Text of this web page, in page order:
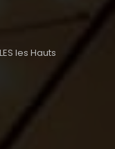
les Hauts